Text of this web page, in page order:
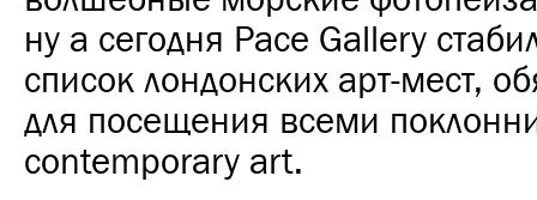
ну а сегодня Pace Gallery
список лондонских арт-мест,
для посещения всеми
contemporary art.